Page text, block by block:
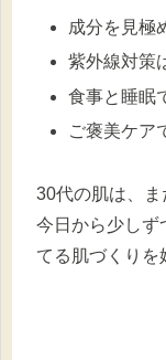
成分を見極
紫外線対策
食事と睡眠
ご褒美ケア
30代の肌は、ま
今日から少しず
てる肌づくりを